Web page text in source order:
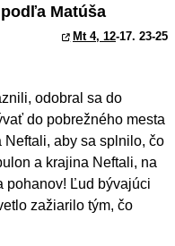
Matúša
Mt 4, 12-17. 23-25
odobral sa do
do pobrežného mesta
Neftali, aby sa splnilo, čo
a krajina Neftali, na
pohanov! Ľud bývajúci
zažiarilo tým, čo